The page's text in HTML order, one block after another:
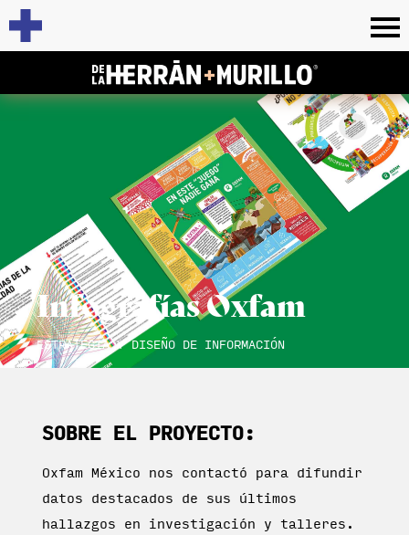
Infografías Oxfam
ESTRATEGIA Y DISEÑO DE INFORMACIÓN
SOBRE EL PROYECTO:
Oxfam México nos contactó para difundir
datos destacados de sus últimos
hallazgos en investigación y talleres.